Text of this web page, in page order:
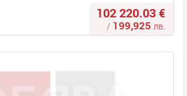
102 220.03 €
/ 199,925 лв.